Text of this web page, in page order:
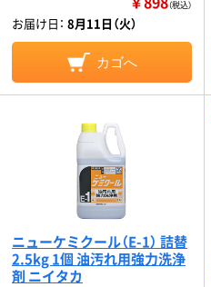
（税込）
お届け日： 8月11日（火）
カゴへ
ニューケミクール（E-1） 詰替
2.5kg 1個 油汚れ用強力洗浄
剤 ニイタカ